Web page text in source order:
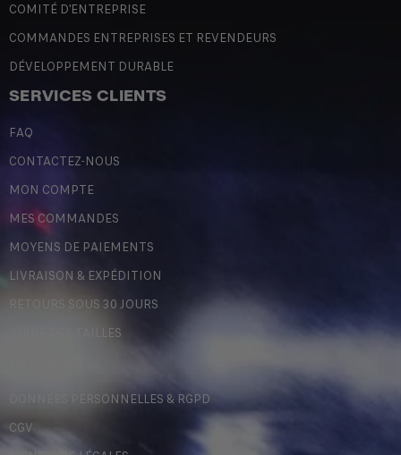
COMITÉ D'ENTREPRISE
COMMANDES ENTREPRISES ET REVENDEURS
DÉVELOPPEMENT DURABLE
SERVICES CLIENTS
FAQ
CONTACTEZ-NOUS
MON COMPTE
MES COMMANDES
MOYENS DE PAIEMENTS
LIVRAISON & EXPÉDITION
RETOURS SOUS 30 JOURS
GUIDE DES TAILLES
DONNÉES PERSONNELLES & RGPD
CGV